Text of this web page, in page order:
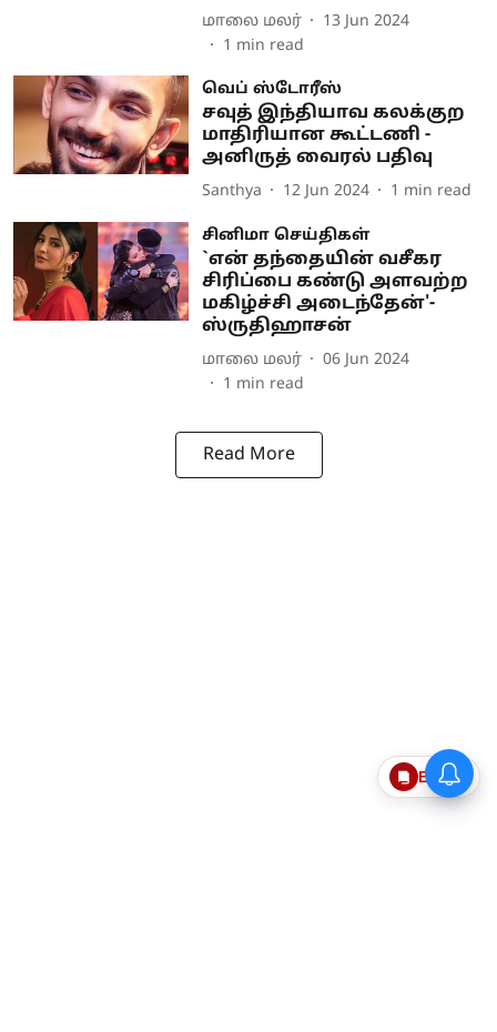
மாலை மலர்
13 Jun 2024
1 min read
வெப் ஸ்டோரீஸ்
சவுத் இந்தியாவ கலக்குற
மாதிரியான கூட்டணி -
அனிருத் வைரல் பதிவு
Santhya 12 Jun 2024 1 min read
சினிமா செய்திகள்
`என் தந்தையின் வசீகர
சிரிப்பை கண்டு அளவற்ற
மகிழ்ச்சி அடைந்தேன்'-
ஸ்ருதிஹாசன்
மாலை மலர்
06 Jun 2024
1 min read
Read More
Epaper